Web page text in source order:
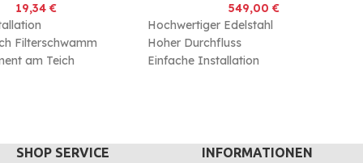
19,34€
Filterschwamm
am Teich
549,00€
Hochwertiger Edelstahl
Hoher Durchfluss
Einfache Installation
SHOP SERVICE INFORMATIONEN